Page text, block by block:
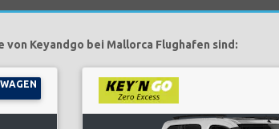
von Keyandgo bei Mallorca Flughafen sind: